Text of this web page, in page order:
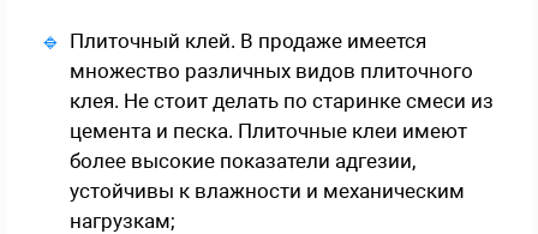
Плиточный клей. В продаже имеется
множество различных видов плиточного
клея. Не стоит делать по старинке смеси из
цемента и песка. Плиточные клеи имеют
более высокие показатели адгезии,
устойчивы к влажности и механическим
нагрузкам;